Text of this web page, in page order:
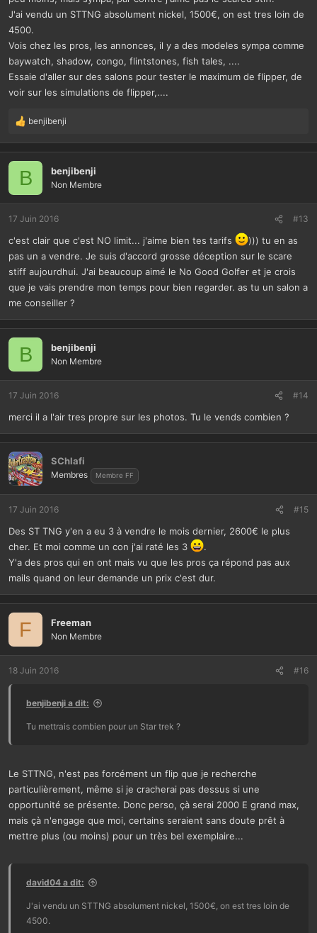
J'ai vendu un STTNG absolument nickel, 1500€, on est tres loin de
4500.
Vois chez les pros, les annonces, il y a des modeles sympa comme
baywatch, shadow, congo, flintstones, fish tales, ....
Essaie d'aller sur des salons pour tester le maximum de flipper, de
voir sur les simulations de flipper,....
L
s
c
t
o
n
s
benjibenji
B benjibenji
Non Membre
17 Juin 2016 #13
c'est clair que c'est NO limit... j'aime bien tes tarifs
))) tu en as
pas un a vendre. Je suis d'accord grosse déception sur le scare
stiff aujourdhui. J'ai beaucoup aimé le No Good Golfer et je crois
que je vais prendre mon temps pour bien regarder. as tu un salon a
me conseiller ?
B benjibenji
Non Membre
17 Juin 2016 #14
merci il a l'air tres propre sur les photos. Tu le vends combien ?
SChlafi
Membres Membre FF
17 Juin 2016 #15
Des ST TNG y'en a eu 3 à vendre le mois dernier, 2600€ le plus
cher. Et moi comme un con j'ai raté les 3
.
Y'a des pros qui en ont mais vu que les pros ça répond pas aux
mails quand on leur demande un prix c'est dur.
F Freeman
Non Membre
18 Juin 2016 #16
benjibenji a dit:
Tu mettrais combien pour un Star trek ?
Le STTNG, n'est pas forcément un flip que je recherche
particulièrement, même si je cracherai pas dessus si une
opportunité se présente. Donc perso, çà serai 2000 E grand max,
mais çà n'engage que moi, certains seraient sans doute prêt à
mettre plus (ou moins) pour un très bel exemplaire...
david04 a dit:
J'ai vendu un STTNG absolument nickel, 1500€, on est tres loin de
4500.